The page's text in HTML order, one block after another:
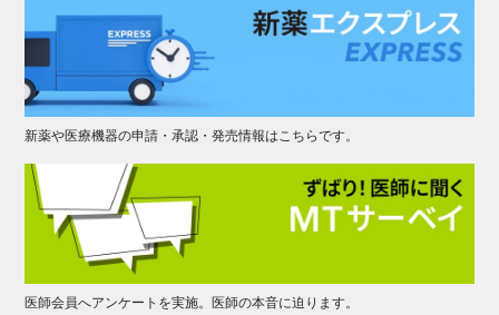
新薬や医療機器の申請・承認・発売情報はこちらです。
医師会員へアンケートを実施。医師の本音に迫ります。